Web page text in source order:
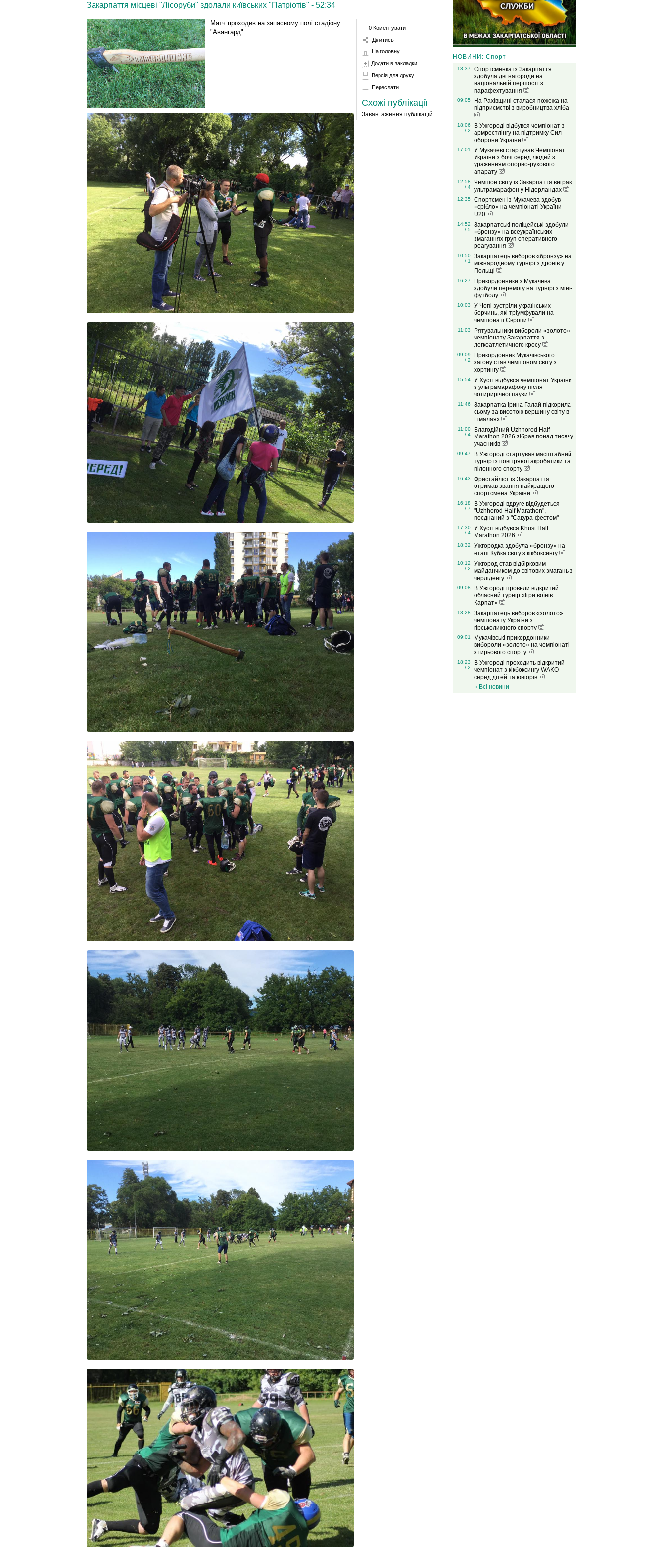
Закарпаття місцеві "Лісоруби" здолали київських "Патріотів" - 52:34
Матч проходив на запасному полі стадіону
"Авангард".
0 Коментувати
Ділитись
На головну
Додати в закладки
Версія для друку
Переслати
Схожі публікації
Завантаження публікацій...
НОВИНИ: Спорт
13:37
Спортсменка із Закарпаття
здобула дві нагороди на
національній першості з
парафехтування
09:05
На Рахівщині сталася пожежа на
підприємстві з виробництва хліба
18:06
/ 2
В Ужгороді відбувся чемпіонат з
армрестлінгу на підтримку Сил
оборони України
17:01
У Мукачеві стартував Чемпіонат
України з бочі серед людей з
ураженням опорно-рухового
апарату
12:58
/ 4
Чемпіон світу із Закарпаття виграв
ультрамарафон у Нідерландах
12:35
Спортсмен із Мукачева здобув
«срібло» на чемпіонаті України
U20
14:52
/ 5
Закарпатські поліцейські здобули
«бронзу» на всеукраїнських
змаганнях груп оперативного
реагування
10:50
/ 1
Закарпатець виборов «бронзу» на
міжнародному турнірі з дронів у
Польщі
16:27
Прикордонники з Мукачева
здобули перемогу на турнірі з міні-
футболу
10:03
У Чопі зустріли українських
борчинь, які тріумфували на
чемпіонаті Європи
11:03
Рятувальники вибороли «золото»
чемпіонату Закарпаття з
легкоатлетичного кросу
09:09
/ 2
Прикордонник Мукачівського
загону став чемпіоном світу з
хортингу
15:54
У Хусті відбувся чемпіонат України
з ультрамарафону після
чотирирічної паузи
11:46
Закарпатка Ірина Галай підкорила
сьому за висотою вершину світу в
Гімалаях
11:00
/ 4
Благодійний Uzhhorod Half
Marathon 2026 зібрав понад тисячу
учасників
09:47
В Ужгороді стартував масштабний
турнір із повітряної акробатики та
пілонного спорту
16:43
Фристайліст із Закарпаття
отримав звання найкращого
спортсмена України
16:18
/ 7
В Ужгороді вдруге відбудеться
"Uzhhorod Half Marathon",
поєднаний з "Сакура-фестом"
17:30
/ 4
У Хусті відбувся Khust Half
Marathon 2026
18:32
Ужгородка здобула «бронзу» на
етапі Кубка світу з кікбоксингу
10:12
/ 2
Ужгород став відбірковим
майданчиком до світових змагань з
черліденгу
09:08
В Ужгороді провели відкритий
обласний турнір «Ігри воїнів
Карпат»
13:28
Закарпатець виборов «золото»
чемпіонату України з
гірськолижного спорту
09:01
Мукачівські прикордонники
вибороли «золото» на чемпіонаті
з гирьового спорту
18:23
/ 2
В Ужгороді проходить відкритий
чемпіонат з кікбоксингу WAKO
серед дітей та юніорів
» Всі новини